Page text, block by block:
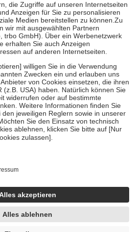
auch für Online-Apotheken.
Krankenpflege beträgt die
Kosten sowie zehn Euro je
für ihre eigene Gesundheit zu
Stellung der Familie zu unterstützen,
an bei:
bis zum vollendeten 18. Lebensjahr
und Früherkennung, die von der
dass es sich um echte Bewertungen
hc/de/articles/4419944605341
unter Zuhilfenahme künstlicher